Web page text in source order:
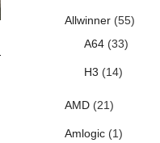
Allwinner(55)
A64(33)
H3 (14)
AMD(21)
Amlogic(1)